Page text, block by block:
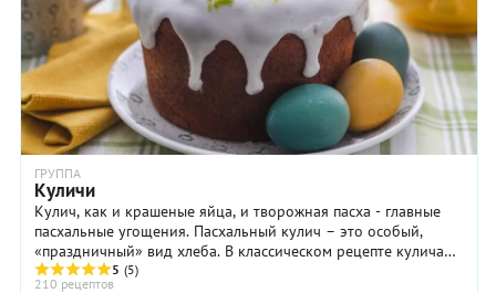
ГРУППА
Куличи
Кулич, как и крашеные яйца, и творожная пасха - главные
пасхальные угощения. Пасхальный кулич – это особый,
«праздничный» вид хлеба. В классическом рецепте кулича
используют дрожжевое тесто с ...
5 (5)
210 рецептов